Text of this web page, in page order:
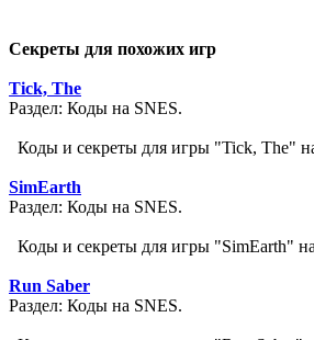
Секреты для похожих игр
Tick, The
Раздел: Коды на SNES.
Коды и секреты для игры "Tick, The"
SimEarth
Раздел: Коды на SNES.
Коды и секреты для игры "SimEarth"
Run Saber
Раздел: Коды на SNES.